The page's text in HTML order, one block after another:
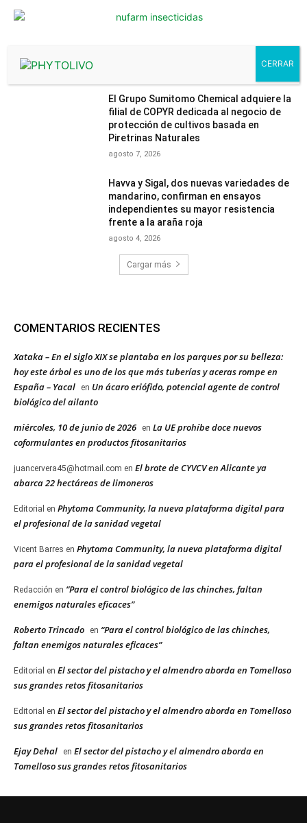
MÁS LEÍDOS
El Grupo Sumitomo Chemical adquiere la
filial de COPYR dedicada al negocio de
protección de cultivos basada en
Piretrinas Naturales
agosto 7, 2026
Havva y Sigal, dos nuevas variedades de
mandarino, confirman en ensayos
independientes su mayor resistencia
frente a la araña roja
agosto 4, 2026
Cargar más
COMENTARIOS RECIENTES
Xataka – En el siglo XIX se plantaba en los parques por su belleza:
hoy este árbol es uno de los que más tuberías y aceras rompe en
España – Yacal
en Un ácaro eriófido, potencial agente de control
biológico del ailanto
miércoles, 10 de junio de 2026 en La UE prohíbe doce nuevos
coformulantes en productos fitosanitarios
juancervera45@hotmail.com en El brote de CYVCV en Alicante ya
abarca 22 hectáreas de limoneros
Editorial en Phytoma Community, la nueva plataforma digital para
el profesional de la sanidad vegetal
Vicent Barres en Phytoma Community, la nueva plataforma digital
para el profesional de la sanidad vegetal
Redacción en “Para el control biológico de las chinches, faltan
enemigos naturales eficaces”
Roberto Trincado en “Para el control biológico de las chinches,
faltan enemigos naturales eficaces”
Editorial en El sector del pistacho y el almendro aborda en Tomelloso
sus grandes retos fitosanitarios
Editorial en El sector del pistacho y el almendro aborda en Tomelloso
sus grandes retos fitosanitarios
Ejay Dehal en El sector del pistacho y el almendro aborda en
Tomelloso sus grandes retos fitosanitarios